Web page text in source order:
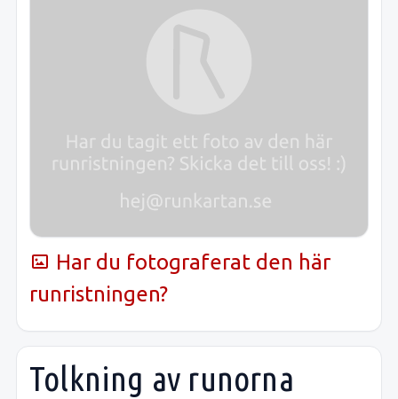
Har du fotograferat den här
runristningen?
Tolkning av runorna